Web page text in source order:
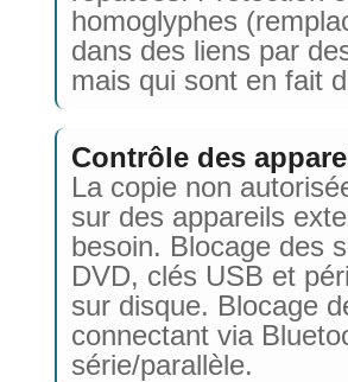
homoglyphes
dans des liens par
mais qui sont en fait
Contrôle des
La copie non
sur des appareils
besoin. Blocage des
DVD, clés USB et
sur disque. Blocage
connectant via
série/parallèle.